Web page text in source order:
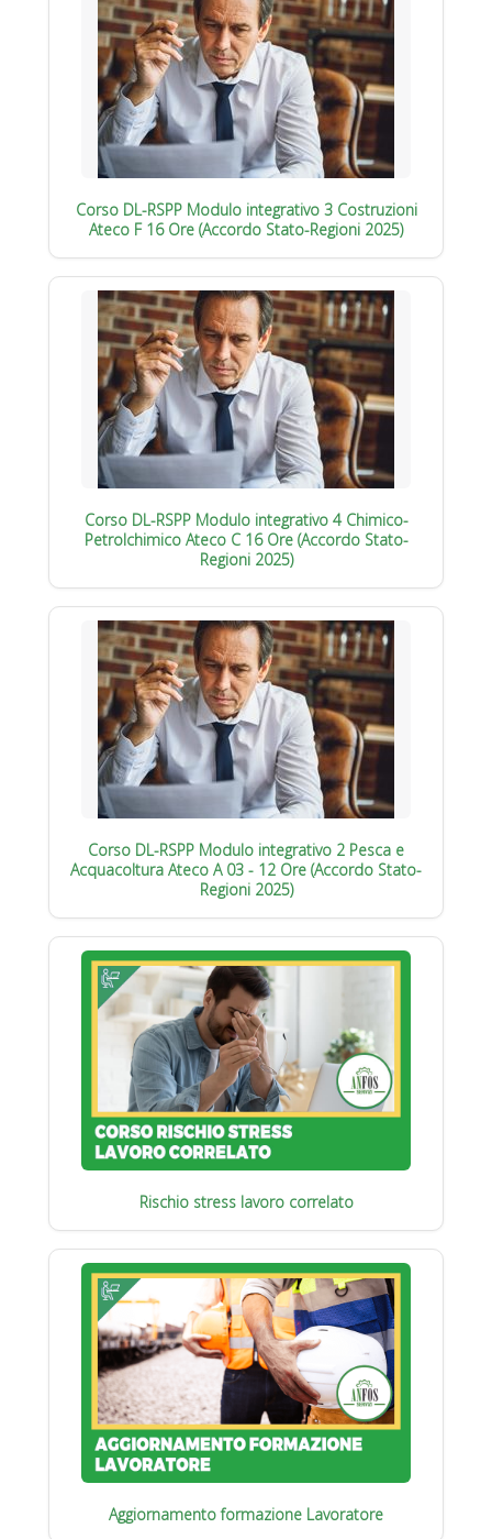
Corso DL-RSPP Modulo integrativo 3 Costruzioni
Ateco F 16 Ore (Accordo Stato-Regioni 2025)
Corso DL-RSPP Modulo integrativo 4 Chimico-
Petrolchimico Ateco C 16 Ore (Accordo Stato-
Regioni 2025)
Corso DL-RSPP Modulo integrativo 2 Pesca e
Acquacoltura Ateco A 03 - 12 Ore (Accordo Stato-
Regioni 2025)
Rischio stress lavoro correlato
Aggiornamento formazione Lavoratore